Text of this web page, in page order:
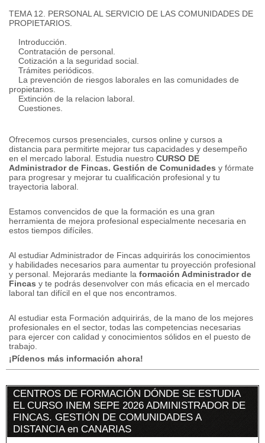
TEMA 12. PERSONAL AL ​​SERVICIO DE LAS COMUNIDADES DE
PROPIETARIOS.
Introducción.
Contratación de personal.
Cotización a la seguridad social.
Trámites periódicos.
La prevención de riesgos laborales en las comunidades de
propietarios.
Extinción de la relacion laboral.
Cuestiones.
Ofrecemos cursos presenciales, cursos online y cursos a
distancia para permitirte mejorar tus capacidades y desempeño
en el mercado laboral. Estudia nuestro CURSO DE
Administrador de Fincas. Gestión de Comunidades y fórmate
para progresar y mejorar tu cualificación profesional y tu
trayectoria laboral.
Estamos convencidos de que la formación es una gran
herramienta de mejora profesional especialmente necesaria en
estos tiempos difíciles.
Al estudiar Administrador de Fincas adquirirás los conocimientos
y habilidades necesarios para aumentar tu proyección profesional
y personal. Mejorarás mediante la formación Administrador de
Fincas y te podrás desenvolver con más eficacia en el mercado
laboral tan difícil en el que nos encontramos.
Al estudiar esta Formación adquirirás, de la mano de los mejores
profesionales en el sector, todas las competencias necesarias
para ejercer con calidad y conocimientos sólidos en el puesto de
trabajo.
¡Pídenos más información ahora!
CENTROS DE FORMACIÓN DÓNDE SE ESTUDIA
EL CURSO INEM SEPE 2026 ADMINISTRADOR DE
FINCAS. GESTIÓN DE COMUNIDADES A
DISTANCIA en CANARIAS